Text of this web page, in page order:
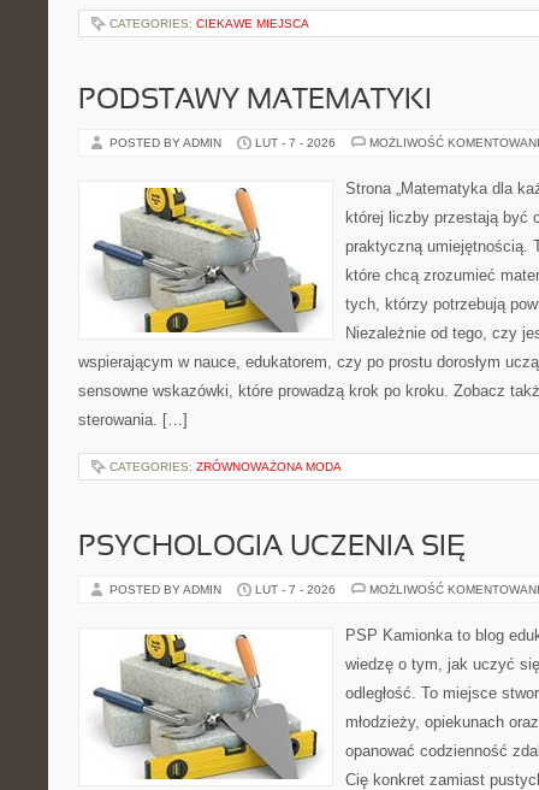
CATEGORIES: CIEKAWE MIEJSCA
PODSTAWY MATEMATYKI
POSTED BY ADMIN LUT - 7 - 2026 MOŻLIWOŚĆ
Strona „Matematyka dla
której liczby przestają być
praktyczną umiejętnością.
które chcą zrozumieć
tych, którzy potrzebują
Niezależnie od tego, czy
wspierającym w nauce, edukatorem, czy po prostu dorosłym
sensowne wskazówki, które prowadzą krok po kroku. Zobacz
sterowania. […]
CATEGORIES: ZRÓWNOWAŻONA MODA
PSYCHOLOGIA UCZENIA SIĘ
POSTED BY ADMIN LUT - 7 - 2026 MOŻLIWOŚĆ
PSP Kamionka to blog
wiedzę o tym, jak uczyć
odległość. To miejsce
młodzieży, opiekunach
opanować codzienność
Cię konkret zamiast